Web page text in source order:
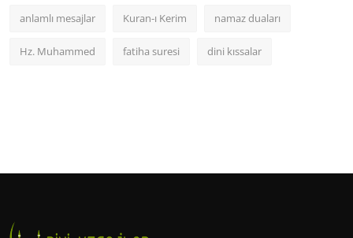
anlamlı mesajlar Kuran-ı Kerim namaz duaları
Hz. Muhammed fatiha suresi dini kıssalar